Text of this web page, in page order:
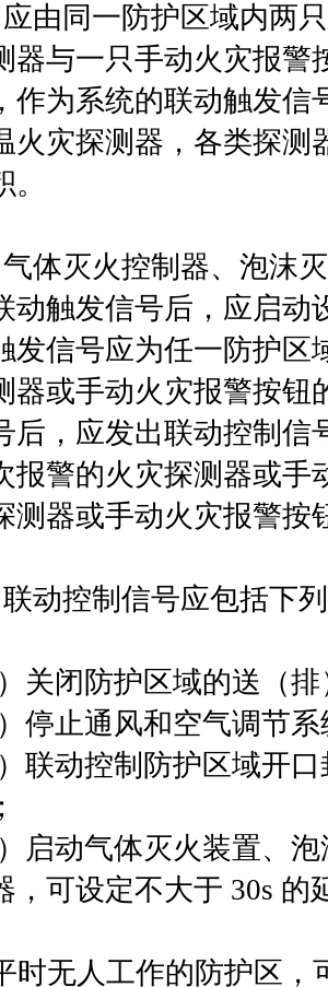
由同一防护区域内两
器与一只手动火灾报警
作为系统的联动触发信
火灾探测器，各类探测
体灭火控制器、泡沫
动触发信号后，应启动
发信号应为任一防护区
器或手动火灾报警按钮
后，应发出联动控制信
报警的火灾探测器或手
测器或手动火灾报警按
动控制信号应包括下
关闭防护区域的送（
停止通风和空气调节
联动控制防护区域开
启动气体灭火装置、
，可设定不大于 30s 的
时无人工作的防护区，